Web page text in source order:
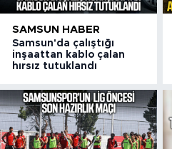
SAMSUN HABER
Samsun'da çalıştığı
inşaattan kablo çalan
hırsız tutuklandı